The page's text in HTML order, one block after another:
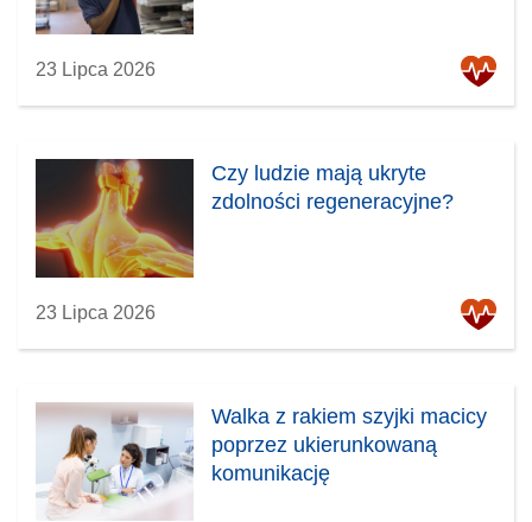
23 Lipca 2026
Czy ludzie mają ukryte
zdolności regeneracyjne?
23 Lipca 2026
Walka z rakiem szyjki macicy
poprzez ukierunkowaną
komunikację